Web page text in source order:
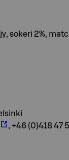
sokeri 2%,
, +46 (0)418 47